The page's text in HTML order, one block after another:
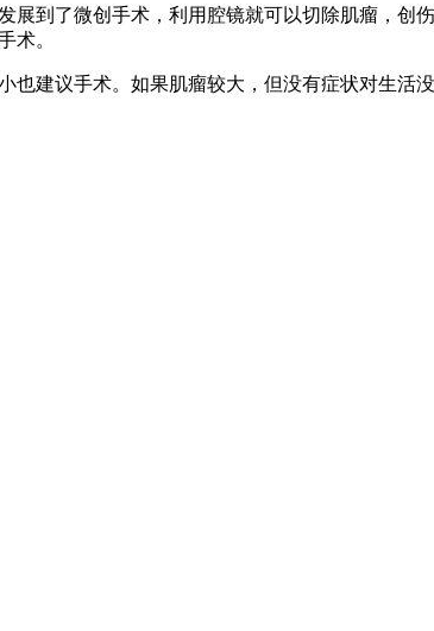
到了微创手术，利用腔镜就可以切除肌瘤，创
术。
建议手术。如果肌瘤较大，但没有症状对生活